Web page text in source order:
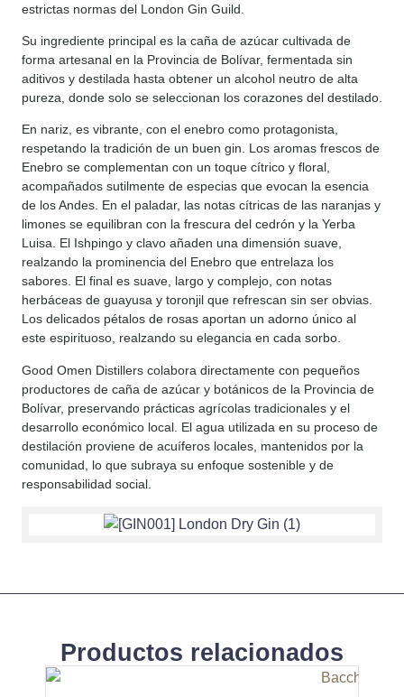
estrictas normas del London Gin Guild.
Su ingrediente principal es la caña de azúcar cultivada de
forma artesanal en la Provincia de Bolívar, fermentada sin
aditivos y destilada hasta obtener un alcohol neutro de alta
pureza, donde solo se seleccionan los corazones del destilado.
En nariz, es vibrante, con el enebro como protagonista,
respetando la tradición de un buen gin. Los aromas frescos de
Enebro se complementan con un toque cítrico y floral,
acompañados sutilmente de especias que evocan la esencia
de los Andes. En el paladar, las notas cítricas de las naranjas y
limones se equilibran con la frescura del cedrón y la Yerba
Luisa. El Ishpingo y clavo añaden una dimensión suave,
realzando la prominencia del Enebro que entrelaza los
sabores. El final es suave, largo y complejo, con notas
herbáceas de guayusa y toronjil que refrescan sin ser obvias.
Los delicados pétalos de rosas aportan un adorno único al
este espirituoso, realzando su elegancia en cada sorbo.
Good Omen Distillers colabora directamente con pequeños
productores de caña de azúcar y botánicos de la Provincia de
Bolívar, preservando prácticas agrícolas tradicionales y el
desarrollo económico local. El agua utilizada en su proceso de
destilación proviene de acuíferos locales, mantenidos por la
comunidad, lo que subraya su enfoque sostenible y de
responsabilidad social.
Productos relacionados